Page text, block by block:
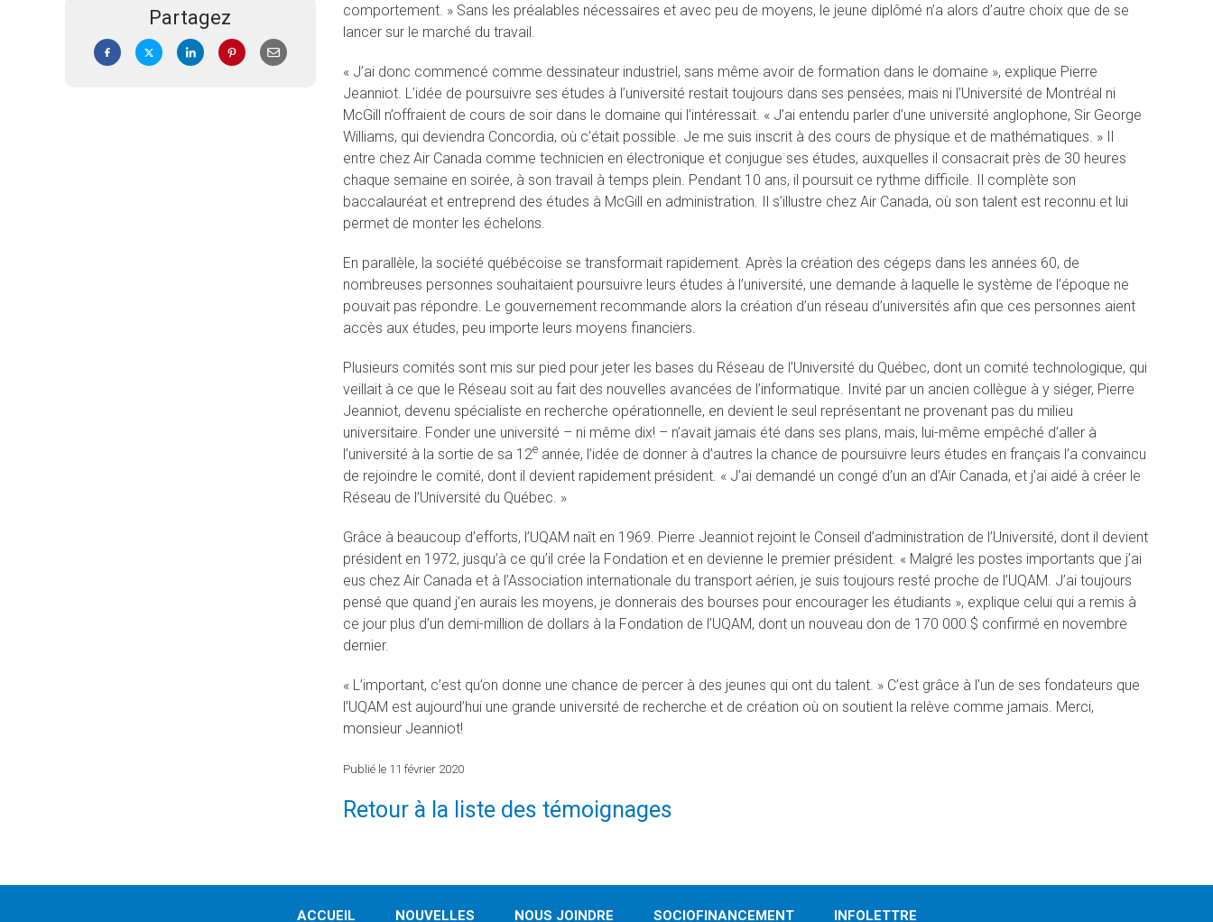
Partagez
comportement. » Sans les préalables nécessaires et avec peu de moyens, le jeune diplômé n’a alors d’autre choix que de se
lancer sur le marché du travail.
« J’ai donc commencé comme dessinateur industriel, sans même avoir de formation dans le domaine », explique Pierre
Jeanniot. L’idée de poursuivre ses études à l’université restait toujours dans ses pensées, mais ni l’Université de Montréal ni
McGill n’offraient de cours de soir dans le domaine qui l’intéressait. « J’ai entendu parler d’une université anglophone, Sir George
Williams, qui deviendra Concordia, où c’était possible. Je me suis inscrit à des cours de physique et de mathématiques. » Il
entre chez Air Canada comme technicien en électronique et conjugue ses études, auxquelles il consacrait près de 30 heures
chaque semaine en soirée, à son travail à temps plein. Pendant 10 ans, il poursuit ce rythme difficile. Il complète son
baccalauréat et entreprend des études à McGill en administration. Il s’illustre chez Air Canada, où son talent est reconnu et lui
permet de monter les échelons.
En parallèle, la société québécoise se transformait rapidement. Après la création des cégeps dans les années 60, de
nombreuses personnes souhaitaient poursuivre leurs études à l’université, une demande à laquelle le système de l’époque ne
pouvait pas répondre. Le gouvernement recommande alors la création d’un réseau d’universités afin que ces personnes aient
accès aux études, peu importe leurs moyens financiers.
Plusieurs comités sont mis sur pied pour jeter les bases du Réseau de l’Université du Québec, dont un comité technologique, qui
veillait à ce que le Réseau soit au fait des nouvelles avancées de l’informatique. Invité par un ancien collègue à y siéger, Pierre
Jeanniot, devenu spécialiste en recherche opérationnelle, en devient le seul représentant ne provenant pas du milieu
universitaire. Fonder une université – ni même dix! – n’avait jamais été dans ses plans, mais, lui-même empêché d’aller à
l’université à la sortie de sa 12eannée, l’idée de donner à d’autres la chance de poursuivre leurs études en français l’a convaincu
de rejoindre le comité, dont il devient rapidement président. « J’ai demandé un congé d’un an d’Air Canada, et j’ai aidé à créer le
Réseau de l’Université du Québec. »
Grâce à beaucoup d’efforts, l’UQAM naît en 1969. Pierre Jeanniot rejoint le Conseil d’administration de l’Université, dont il devient
président en 1972, jusqu’à ce qu’il crée la Fondation et en devienne le premier président. « Malgré les postes importants que j’ai
eus chez Air Canada et à l’Association internationale du transport aérien, je suis toujours resté proche de l’UQAM. J’ai toujours
pensé que quand j’en aurais les moyens, je donnerais des bourses pour encourager les étudiants », explique celui qui a remis à
ce jour plus d’un demi-million de dollars à la Fondation de l’UQAM, dont un nouveau don de 170 000 $ confirmé en novembre
dernier.
« L’important, c’est qu’on donne une chance de percer à des jeunes qui ont du talent. » C’est grâce à l’un de ses fondateurs que
l’UQAM est aujourd’hui une grande université de recherche et de création où on soutient la relève comme jamais. Merci,
monsieur Jeanniot!
Publié le 11 février 2020
Retour à la liste des témoignages
ACCUEIL NOUVELLES NOUS JOINDRE SOCIOFINANCEMENT INFOLETTRE